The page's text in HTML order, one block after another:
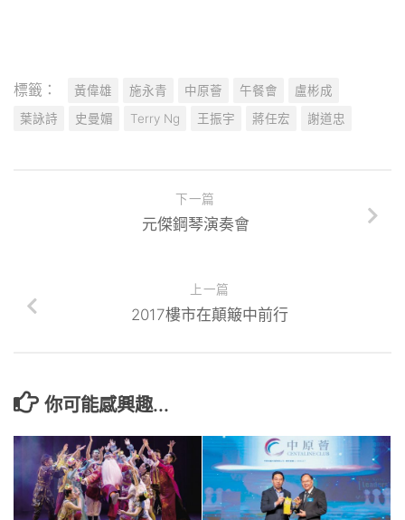
標籤： 黃偉雄 施永青 中原薈 午餐會
盧彬成
葉詠詩
史曼媚 Terry Ng 王振宇 蔣任宏 謝道忠
下一篇
元傑鋼琴演奏會
上一篇
2017樓市在顛簸中前行
你可能感興趣...